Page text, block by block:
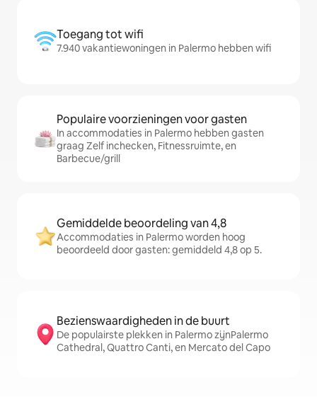
Toegang tot wifi
7.940 vakantiewoningen in Palermo hebben wifi
Populaire voorzieningen voor gasten
In accommodaties in Palermo hebben gasten
graag Zelf inchecken, Fitnessruimte, en
Barbecue/grill
Gemiddelde beoordeling van 4,8
Accommodaties in Palermo worden hoog
beoordeeld door gasten: gemiddeld 4,8 op 5.
Bezienswaardigheden in de buurt
De populairste plekken in Palermo zijnPalermo
Cathedral, Quattro Canti, en Mercato del Capo